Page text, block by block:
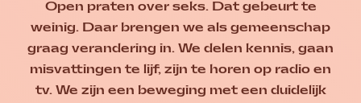
Open praten over seks. Dat gebeurt te
weinig. Daar brengen we als gemeenschap
graag verandering in. We delen kennis, gaan
misvattingen te lijf, zijn te horen op radio en
tv. We zijn een beweging met een duidelijk